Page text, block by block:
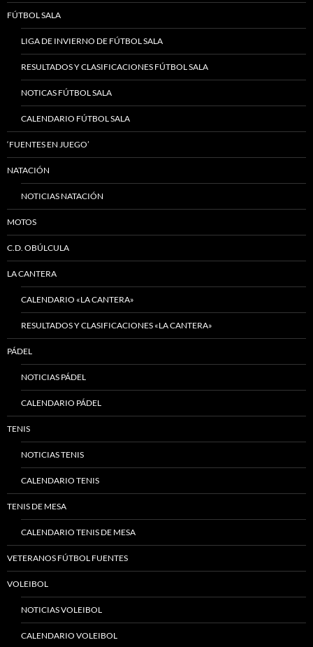
FÚTBOL SALA
LIGA DE INVIERNO DE FÚTBOL SALA
RESULTADOS Y CLASIFICACIONES FÚTBOL SALA
NOTICAS FÚTBOL SALA
CALENDARIO FÚTBOL SALA
‘FUENTES EN JUEGO’
NATACIÓN
NOTICIAS NATACIÓN
MOTOS
C.D. OBÚLCULA
LA CANTERA
CALENDARIO «LA CANTERA»
RESULTADOS Y CLASIFICACIONES «LA CANTERA»
PÁDEL
NOTICIAS PÁDEL
CALENDARIO PÁDEL
TENIS
NOTICIAS TENIS
CALENDARIO TENIS
TENIS DE MESA
CALENDARIO TENIS DE MESA
VETERANOS FÚTBOL FUENTES
VOLEIBOL
NOTICIAS VOLEIBOL
CALENDARIO VOLEIBOL